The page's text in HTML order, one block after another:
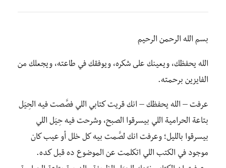
بسم الله الرحمن الرحيم
الله يحفظك، ويعينك على شكره، ويوفقك في طاعته، ويجعلك من
الفايزين برحمته.
عرفت – الله يحفظك – انك قريت كتابي اللي فصَّصت فيه الحِيَل
بتاعة الحرامية اللي بيسرقوا الصبح، وشرحت فيه حِيَل اللي
بيسرقوا بالليل؛ وعرفت انك لصَّمت بيه كل خلل أو عيب كان
موجود في الكتب اللي اتكلمت عن الموضوع ده قبل كده.